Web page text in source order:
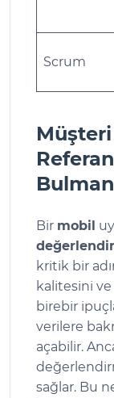
Scrum
Bir mobil
kritik bir
kalitesini
birebir
verilere
açabilir.
sağlar. Bu